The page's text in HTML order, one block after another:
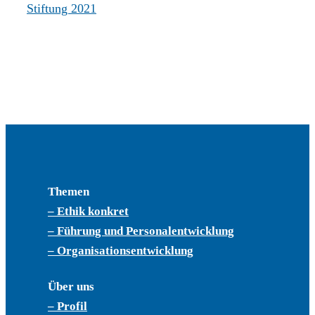
Stiftung 2021
Themen
– Ethik konkret
– Führung und Personalentwicklung
– Organisationsentwicklung
Über uns
– Profil